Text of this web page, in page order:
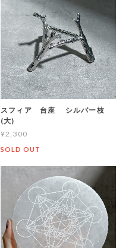
スフィア 台座 シルバー枝
(大)
¥2,300
SOLD OUT